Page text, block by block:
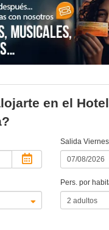
en el
Salida Viernes
Pers. por